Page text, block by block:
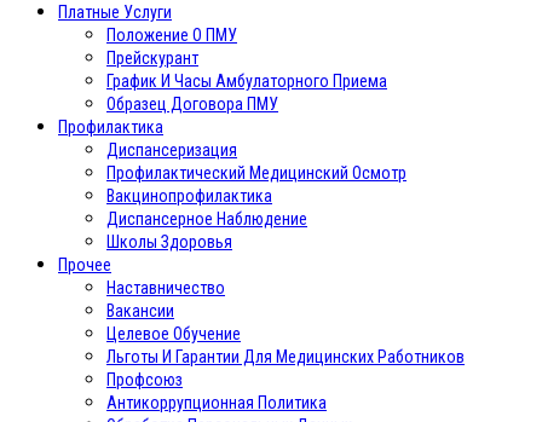
Платные Услуги
Положение О ПМУ
Прейскурант
График И Часы Амбулаторного Приема
Образец Договора ПМУ
Профилактика
Диспансеризация
Профилактический Медицинский Осмотр
Вакцинопрофилактика
Диспансерное Наблюдение
Школы Здоровья
Прочее
Наставничество
Вакансии
Целевое Обучение
Льготы И Гарантии Для Медицинских Работников
Профсоюз
Антикоррупционная Политика